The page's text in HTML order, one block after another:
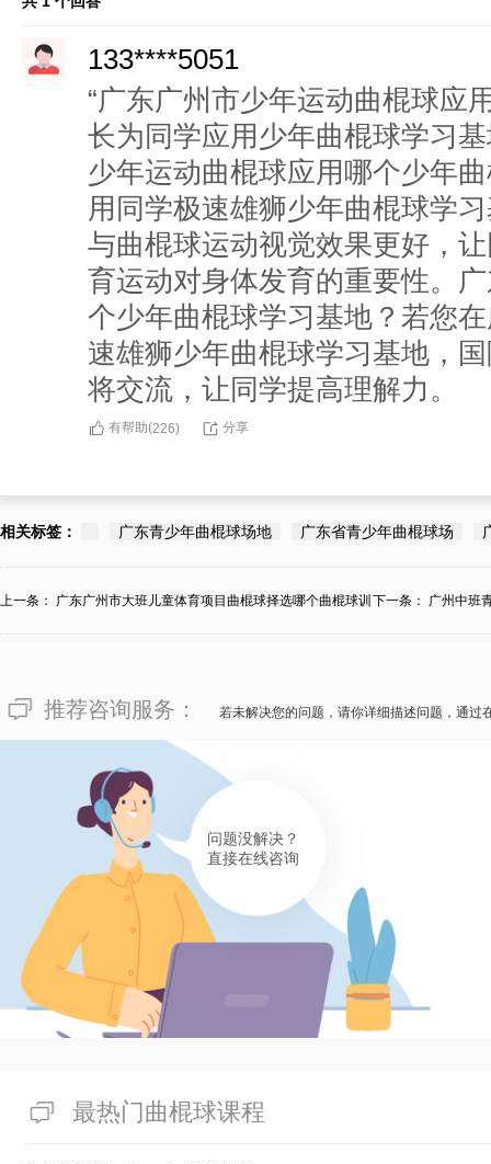
133****5051
“广东广州市少年运动曲棍球应
长为同学应用少年曲棍球学习
少年运动曲棍球应用哪个少年
用同学极速雄狮少年曲棍球学
与曲棍球运动视觉效果更好，
育运动对身体发育的重要性。
个少年曲棍球学习基地？若您
速雄狮少年曲棍球学习基地，
将交流，让同学提高理解力。
有帮助(226) 分享
相关标签： 广东青少年曲棍球场地 广东省青少年曲棍球场
上一条： 广东广州市大班儿童体育项目曲棍球择选哪个曲棍球训 下一条： 广州中班
推荐咨询服务： 若未解决您的问题，请你详细描述问题，通过
问题没解决？
直接在线咨询
最热门曲棍球课程